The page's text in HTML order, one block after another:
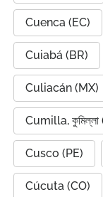
Cuenca (EC)
Cuiabá (BR)
Culiacán (MX)
Cumilla, কুমিল্লা
Cusco (PE)
Cúcuta (CO)